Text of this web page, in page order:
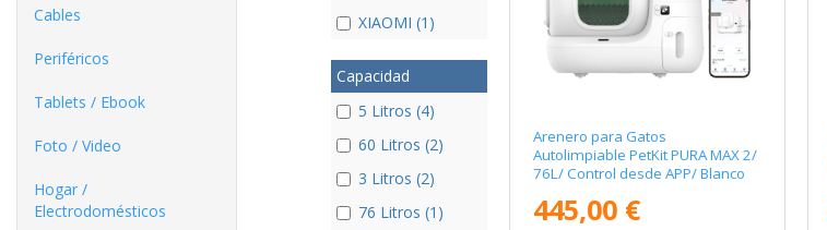
Cables
Periféricos
Tablets / Ebook
Foto / Video
Hogar /
Electrodomésticos
XIAOMI (1)
Capacidad
5 Litros (4)
60 Litros (2)
3 Litros (2)
76 Litros (1)
Arenero para Gatos
Autolimpiable PetKit PURA MAX 2/
76L/ Control desde APP/ Blanco
445,00 €